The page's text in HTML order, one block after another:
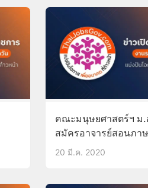
คณะมนุษยศาสตร์ฯ ม.
สมัครอาจารย์สอนภา
บัดนี้-11มิ.ย.63
20 มี.ค. 2020